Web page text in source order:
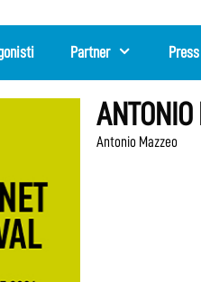
Partner Press
Antonio Mazzeo